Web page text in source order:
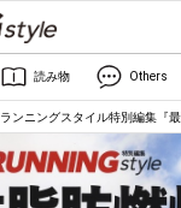
読み物 Others
ランニングスタイル特別編集『